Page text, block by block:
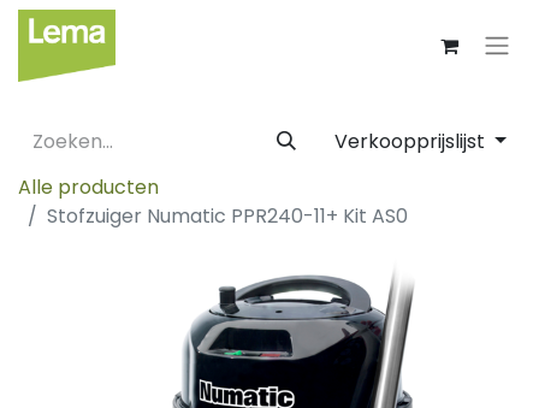
Verkoopprijslijst
Alle producten
Stofzuiger Numatic PPR240-11+ Kit AS0